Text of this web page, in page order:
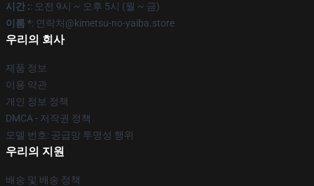
시간 :: 오전 9시 ~ 오후 5시 (월 ~ 금)
이름 *: 연락처@kimetsu-no-yaiba.store
우리의 회사
제품 정보
이용 약관
개인 정보 정책
DMCA - 저작권 정책
모델 번호: 공급망 투명성 행위
우리의 지원
배송 및 배송 정책